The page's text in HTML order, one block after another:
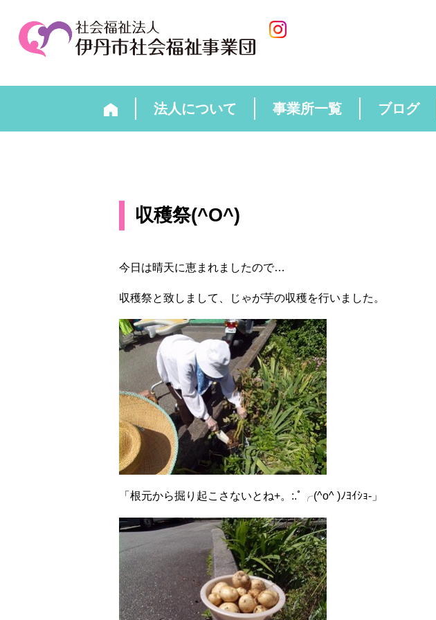
法人について 事業所一覧 ブログ
収穫祭(^O^)
今日は晴天に恵まれましたので…
収穫祭と致しまして、じゃが芋の収穫を行いました。
「根元から掘り起こさないとね+。:.ﾟ╭(^o^ )ﾉﾖｲｼｮ-」